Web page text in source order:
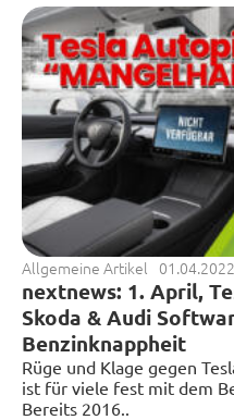
Allgemeine Artikel 01.04.2022
nextnews: 1. April,
Skoda & Audi
Benzinknappheit
Rüge und Klage gegen
ist für viele fest mit dem
Bereits 2016..